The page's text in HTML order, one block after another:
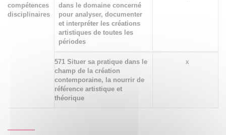
compétences
disciplinaires
dans le domaine concerné
pour analyser, documenter
et interpréter les créations
artistiques de toutes les
périodes
571 Situer sa pratique dans le
champ de la création
contemporaine, la nourrir de
référence artistique et
théorique
x